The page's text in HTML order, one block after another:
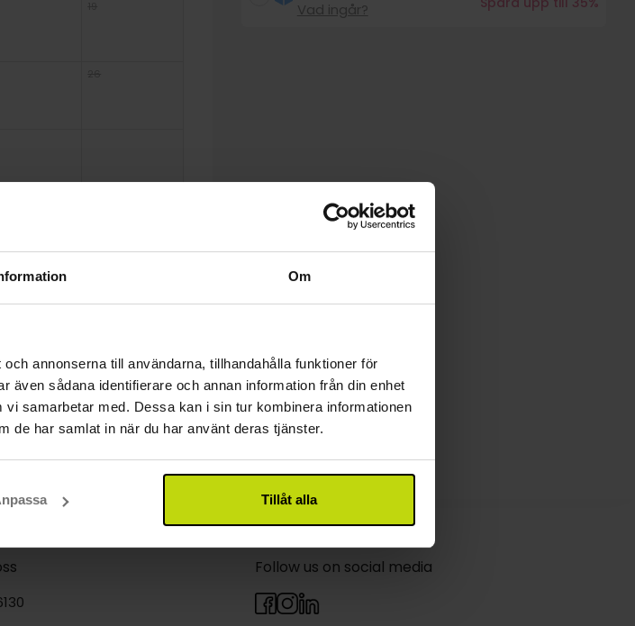
Om
annonserna till användarna, tillhandahålla funktioner för
sådana identifierare och annan information från din enhet
samarbetar med. Dessa kan i sin tur kombinera informationen
de har samlat in när du har använt deras tjänster.
Tillåt alla
Vad ingår?
Follow us on social media